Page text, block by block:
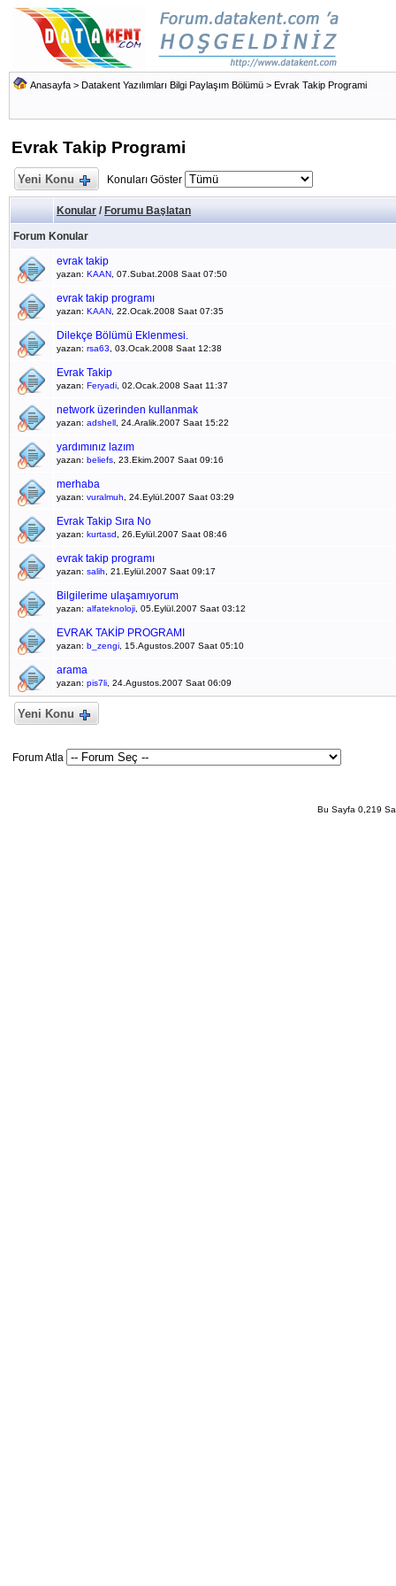
Anasayfa > Datakent Yazılımları Bilgi Paylaşım Bölümü > Evrak Takip Programi
Evrak Takip Programi
Yeni Konu Konuları Göster
Konular / Forumu Başlatan
Forum Konular
evrak takip
yazan: KAAN , 07.Subat.2008 Saat 07:50
evrak takip programı
yazan: KAAN , 22.Ocak.2008 Saat 07:35
Dilekçe Bölümü Eklenmesi.
yazan: rsa63 , 03.Ocak.2008 Saat 12:38
Evrak Takip
yazan: Feryadi , 02.Ocak.2008 Saat 11:37
network üzerinden kullanmak
yazan: adshell , 24.Aralik.2007 Saat 15:22
yardımınız lazım
yazan: beliefs , 23.Ekim.2007 Saat 09:16
merhaba
yazan: vuralmuh , 24.Eylül.2007 Saat 03:29
Evrak Takip Sıra No
yazan: kurtasd , 26.Eylül.2007 Saat 08:46
evrak takip programı
yazan: salih , 21.Eylül.2007 Saat 09:17
Bilgilerime ulaşamıyorum
yazan: alfateknoloji , 05.Eylül.2007 Saat 03:12
EVRAK TAKİP PROGRAMI
yazan: b_zengi , 15.Agustos.2007 Saat 05:10
arama
yazan: pis7li , 24.Agustos.2007 Saat 06:09
Yeni Konu
Forum Atla
Bu Sayfa 0,219